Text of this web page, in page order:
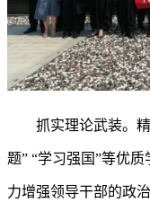
抓实理论武装。
题” “学习强国”等优
力增强领导干部的政